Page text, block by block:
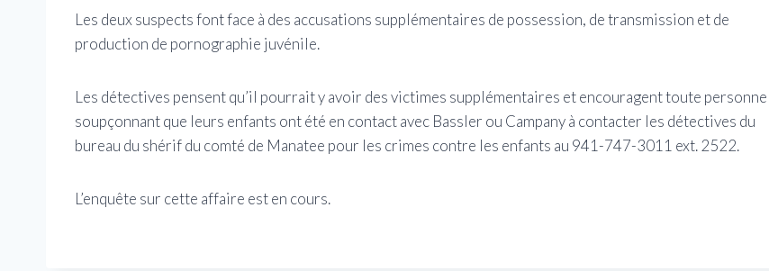
Les deux suspects font face à des accusations supplémentaires de possession, de transmission et de
production de pornographie juvénile.
Les détectives pensent qu’il pourrait y avoir des victimes supplémentaires et encouragent toute personne
soupçonnant que leurs enfants ont été en contact avec Bassler ou Campany à contacter les détectives du
bureau du shérif du comté de Manatee pour les crimes contre les enfants au 941-747-3011 ext. 2522.
L’enquête sur cette affaire est en cours.